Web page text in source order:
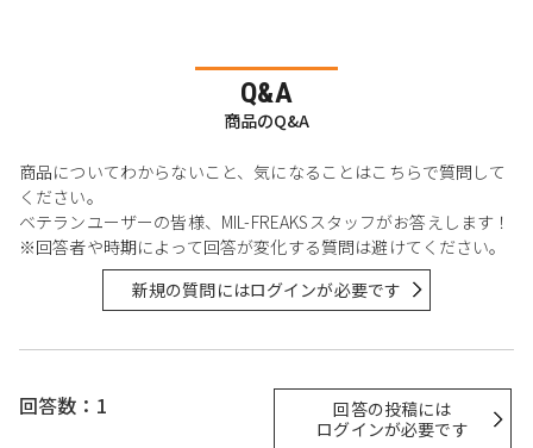
Q&A
商品のQ&A
商品についてわからないこと、気になることはこちらで質問して
ください。
ベテランユーザーの皆様、MIL-FREAKSスタッフがお答えします！
※回答者や時期によって回答が変化する質問は避けてください。
新規の質問にはログインが必要です
回答数：1
回答の投稿には
ログインが必要です